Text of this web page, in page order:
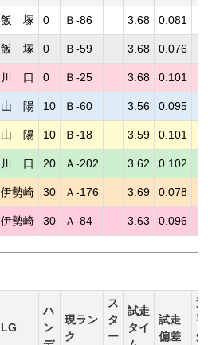
飯 塚 0 Ｂ-86 3.68 0.081
飯 塚 0 Ｂ-59 3.68 0.076
川 口 0 Ｂ-25 3.68 0.101
山 陽 10 Ｂ-60 3.56 0.095
山 陽 10 Ｂ-18 3.59 0.101
川 口 20 Ａ-202 3.62 0.102
伊勢崎 30 Ａ-176 3.69 0.078
伊勢崎 30 Ａ-84 3.63 0.096
LG
ハ
ン
現ラン
ク
ス
タ
ー
試走
タイ
試走
偏差
選
手
短